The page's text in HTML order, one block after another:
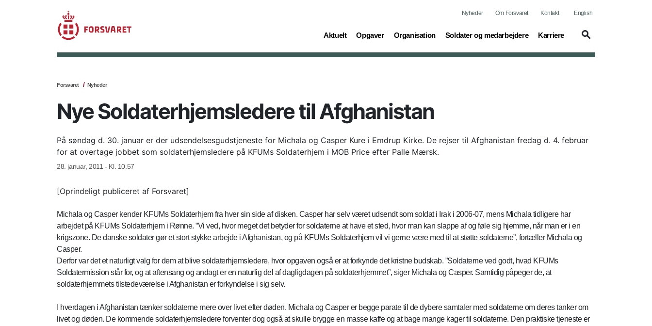
Nyheder Om Forsvaret Kontakt English
Aktuelt
(current) Opgaver
(current) Organisation
(current) Soldater og medarbejdere
(current) Karriere
(current)
Forsvaret Nyheder
Nye Soldaterhjemsledere til Afghanistan
På søndag d. 30. januar er der udsendelsesgudstjeneste for Michala og Casper Kure i Emdrup Kirke. De rejser til Afghanistan fredag d. 4. februar
for at overtage jobbet som soldaterhjemsledere på KFUMs Soldaterhjem i MOB Price efter Palle Mærsk.
28. januar, 2011 - Kl. 10.57
[Oprindeligt publiceret af Forsvaret]
Michala og Casper kender KFUMs Soldaterhjem fra hver sin side af disken. Casper har selv været udsendt som soldat i Irak i 2006-07, mens Michala tidligere har
arbejdet på KFUMs Soldaterhjem i Rønne. ”Vi ved, hvor meget det betyder for soldaterne at have et sted, hvor man kan slappe af og føle sig hjemme, når man er i en
krigszone. De danske soldater gør et stort stykke arbejde i Afghanistan, og på KFUMs Soldaterhjem vil vi gerne være med til at støtte soldaterne”, fortæller Michala og
Casper.
Derfor var det et naturligt valg for dem at blive soldaterhjemsledere, hvor opgaven også er at forkynde det kristne budskab. ”Soldaterne ved godt, hvad KFUMs
Soldatermission står for, og at aftensang og andagt er en naturlig del af dagligdagen på soldaterhjemmet”, siger Michala og Casper. Samtidig påpeger de, at
soldaterhjemmets tilstedeværelse i Afghanistan er forkyndelse i sig selv.
I hverdagen i Afghanistan tænker soldaterne mere over livet efter døden. Michala og Casper er begge parate til de dybere samtaler med soldaterne om deres tanker om
livet og døden. De kommende soldaterhjemsledere forventer dog også at skulle brygge en masse kaffe og at bage mange kager til soldaterne. Den praktiske tjeneste er